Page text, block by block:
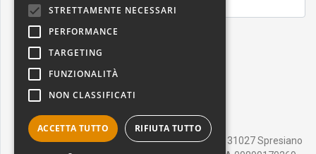
ISCRIVITI
Salvadori Cornici srl - Via della Libertà, 2 - 31027 Spresiano
STRETTAMENTE NECESSARI
PERFORMANCE
TARGETING
FUNZIONALITÀ
NON CLASSIFICATI
ACCETTA TUTTO RIFIUTA TUTTO